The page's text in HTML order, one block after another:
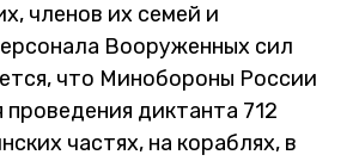
членов их семей и
Вооруженных сил
что Минобороны России
проведения диктанта 712
частях, на кораблях, в